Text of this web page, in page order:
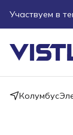
Участвуем в
Поможем
Пуско-
Пришлите
Колумбус